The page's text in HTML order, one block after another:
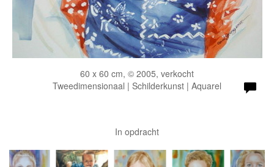
60 x 60 cm, © 2005, verkocht
Tweedimensionaal | Schilderkunst | Aquarel
In opdracht